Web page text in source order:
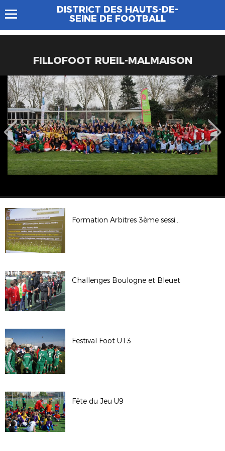
DISTRICT DES HAUTS-DE-
SEINE DE FOOTBALL
FILLOFOOT RUEIL-MALMAISON
Formation Arbitres 3ème session
Challenges Boulogne et Bleuet
Festival Foot U13
Fête du Jeu U9